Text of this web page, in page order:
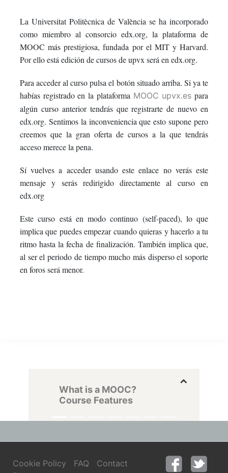
in
this
course
to
say
you've
enrolled
in
this
you've
enrolled
this
course
La Universitat Politècnica de València se ha incorporado
como miembro al consorcio edx.org, la plataforma de
MOOC más prestigiosa, fundada por el MIT y Harvard.
Por ello está edición de cursos de upvx será en edx.org.
Para acceder al curso pulsa el botón situado arriba. Si ya te
habías registrado en la plataforma MOOC upvx.es para
algún curso anterior tendrás que registrarte de nuevo en
edx.org. Sentimos la inconveniencia que esto supone pero
creemos que la gran oferta de cursos a la que tendrás
acceso merece la pena.
Sí vuelves a acceder usando este enlace no verás este
mensaje y serás redirigido directamente al curso en
edx.org
Este curso está en modo continuo (self-paced), lo que
implica que puedes empezar cuando quieras y hacerlo a tu
ritmo hasta la fecha de finalización. También implica que,
al ser el periodo de tiempo mucho más disperso el soporte
en foros será menor.
What is a MOOC?
Course Features
Cookie Policy FAQ
Contact